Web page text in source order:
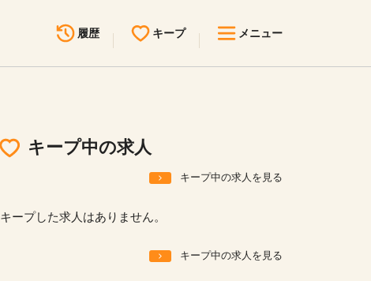
履歴 キープ メニュー
見学会・イベント情報
キープ中の求人
キープ中の求人を見る
キープした求人はありません。
キープ中の求人を見る